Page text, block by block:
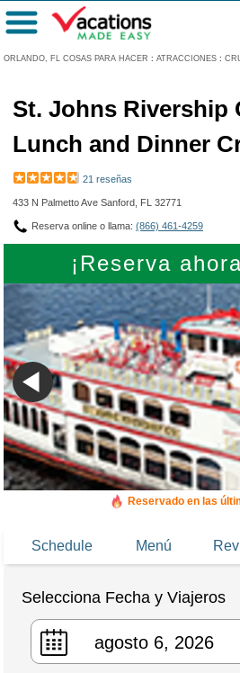
ORLANDO, FL COSAS PARA HACER : ATRACCIONES :
Menú
St. Johns Rivership
Lunch and Dinner
21 reseñas
433 N Palmetto Ave Sanford, FL 32771
Reserva online o llama: (866) 461-4259
¡Reserva
Reservado en las
Schedule Menú
Selecciona Fecha y Viajeros